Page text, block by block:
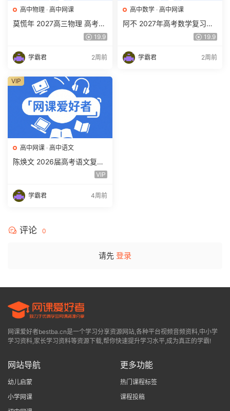
高中物理 · 高中网课
莫慌年 2027高三物理 高考物
19.9
学霸君 2周前
高中数学 · 高中网课
阿不 2027年高考数学复习网
课教程 高三数学 一轮复习视
19.9
学霸君 2周前
高中网课 · 高中语文
陈焕文 2026届高考语文复习
网课 高三语文 一二三轮视频
VIP
学霸君 4周前
VIP
评论 0
请先 登录
网课爱好者bestba.cn是一个学习分享资源网站,各种平台视频音频资料,中小学
学习资料,家长学习资料等资源下载,帮你快速提升学习水平,成为真正的学霸!
网站导航
幼儿启蒙
小学网课
更多功能
热门课程标签
课程投稿